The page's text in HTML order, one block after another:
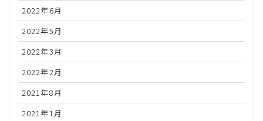
2022年6月
2022年5月
2022年3月
2022年2月
2021年8月
2021年1月